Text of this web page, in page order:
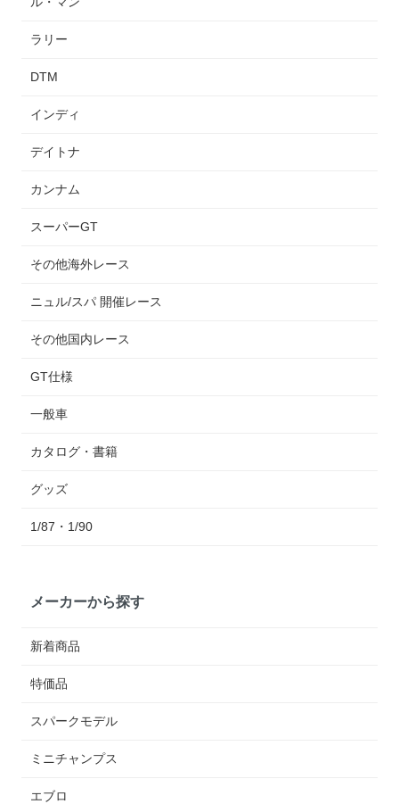
ラリー
DTM
インディ
デイトナ
カンナム
スーパーGT
その他海外レース
ニュル/スパ 開催レース
その他国内レース
GT仕様
一般車
カタログ・書籍
グッズ
1/87・1/90
メーカーから探す
新着商品
特価品
スパークモデル
ミニチャンプス
エブロ